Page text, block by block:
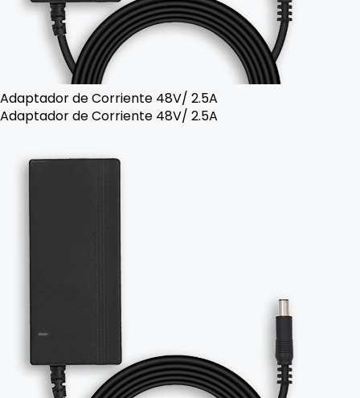
Adaptador de Corriente 48V/ 2.5A
Adaptador de Corriente 48V/ 2.5A